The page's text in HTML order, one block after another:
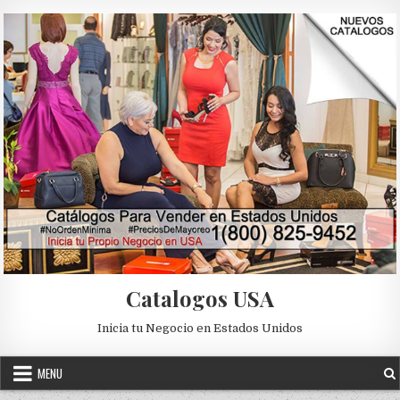
Catalogos USA
Inicia tu Negocio en Estados Unidos
MENU